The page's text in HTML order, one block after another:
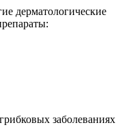
дерматологические